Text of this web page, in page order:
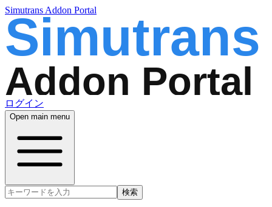
Simutrans Addon Portal
ログイン
Open main menu
検索